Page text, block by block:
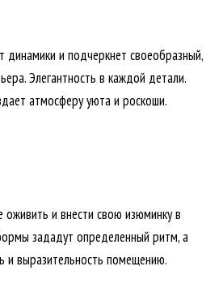
динамики и подчеркнет своеобразный,
Элегантность в каждой детали.
атмосферу уюта и роскоши.
и внести свою изюминку в
зададут определенный ритм, а
и выразительность помещению.